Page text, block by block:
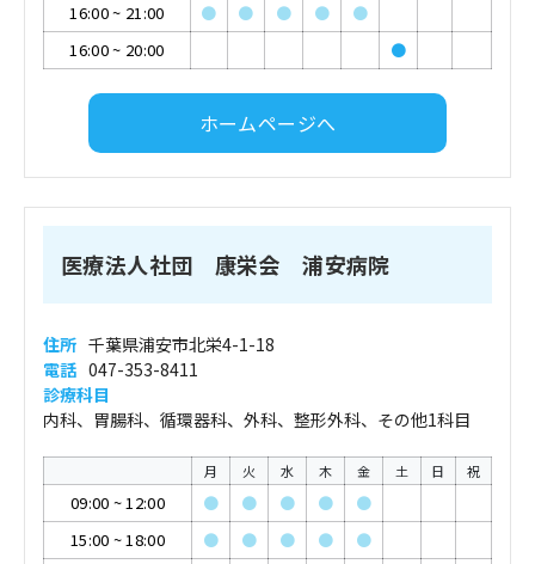
16:00~ 21:00 ● ● ● ●
●
16:00~ 20:00 ●
ホームページへ
医療法人社団 康栄会 浦安病院
住所 千葉県浦安市北栄4-1-18
電話 047-353-8411
診療科目
内科、胃腸科、循環器科、外科、整形外科、その他1科目
月 火 水 木 金 土 日 祝
09:00 ~12:00 ● ● ● ●
●
15:00 ~18:00 ● ● ● ●
●